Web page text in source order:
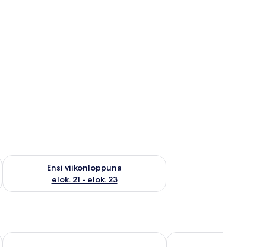
14 - elok. 16
Ensi viikonloppuna
elok. 21 - elok. 23
Tarkista ensi viikonlopun saatavuus elok. 21 - elok. 23
4 Mi to Fsu: Family Home w/ Pool & Yard 75-inch TV
Home2 Suites By